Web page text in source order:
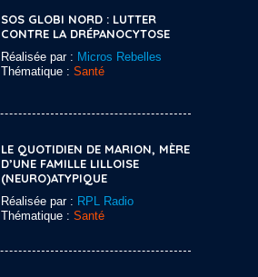
SOS GLOBI NORD : LUTTER
CONTRE LA DRÉPANOCYTOSE
Réalisée par : Micros Rebelles
Thématique : Santé
LE QUOTIDIEN DE MARION, MÈRE
D’UNE FAMILLE LILLOISE
(NEURO)ATYPIQUE
Réalisée par : RPL Radio
Thématique : Santé